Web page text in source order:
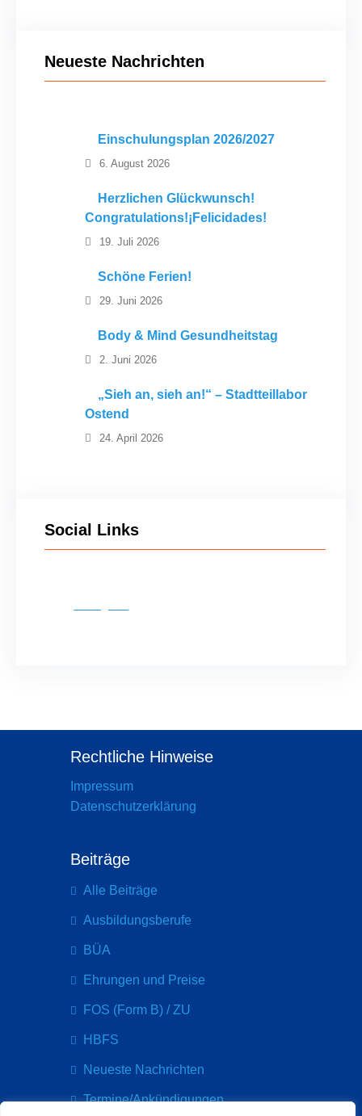
Neueste Nachrichten
Einschulungsplan 2026/2027
6. August 2026
Herzlichen Glückwunsch!
Congratulations!¡Felicidades!
19. Juli 2026
Schöne Ferien!
29. Juni 2026
Body & Mind Gesundheitstag
2. Juni 2026
„Sieh an, sieh an!“ – Stadtteillabor
Ostend
24. April 2026
Social Links
Rechtliche Hinweise
Impressum
Datenschutzerklärung
Beiträge
Alle Beiträge
Ausbildungsberufe
BÜA
Ehrungen und Preise
FOS (Form B) / ZU
HBFS
Neueste Nachrichten
Termine/Ankündigungen